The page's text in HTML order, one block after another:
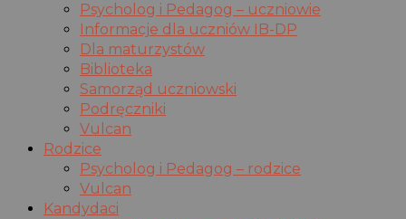
Psycholog i Pedagog – uczniowie
Informacje dla uczniów IB-DP
Dla maturzystów
Biblioteka
Samorząd uczniowski
Podręczniki
Vulcan
Rodzice
Psycholog i Pedagog – rodzice
Vulcan
Kandydaci